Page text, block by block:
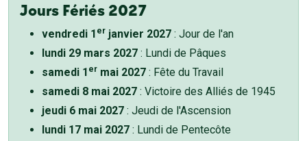
Jours Fériés 2027
vendredi 1 er janvier 2027 : Jour de l'an
lundi 29 mars 2027 : Lundi de Pâques
samedi 1 er mai 2027 : Fête du Travail
samedi 8 mai 2027 : Victoire des Alliés de 1945
jeudi 6 mai 2027 : Jeudi de l'Ascension
lundi 17 mai 2027 : Lundi de Pentecôte